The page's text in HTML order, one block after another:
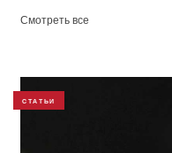
Смотреть все
СТАТЬИ